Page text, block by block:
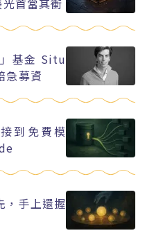
首當其衝
基金 Situ
急募資
到免費模
手上還握